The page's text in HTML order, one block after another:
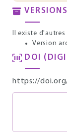
VERSIONS
Il existe
Version
DOI
https://